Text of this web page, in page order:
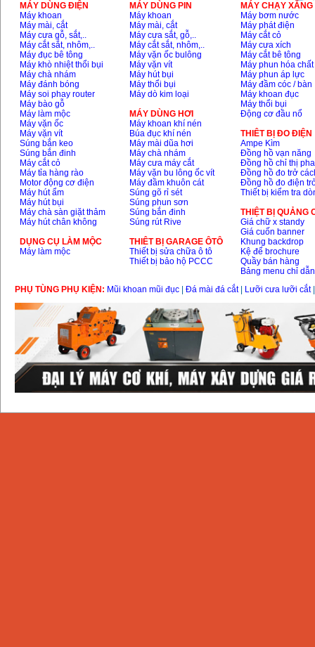
MÁY DÙNG ĐIỆN
Máy khoan
Máy mài, cắt
Máy cưa gỗ, sắt,..
Máy cắt sắt, nhôm,..
Máy đục bê tông
Máy khò nhiệt thổi bụi
Máy chà nhám
Máy đánh bóng
Máy soi phay router
Máy bào gỗ
Máy làm mộc
Máy vặn ốc
Máy vặn vít
Súng bắn keo
Súng bắn đinh
Máy cắt cỏ
Máy tỉa hàng rào
Motor động cơ điện
Máy hút ẩm
Máy hút bụi
Máy chà sàn giặt thảm
Máy hút chân không
DỤNG CỤ LÀM MỘC
Máy làm mộc
MÁY DÙNG PIN
Máy khoan
Máy mài, cắt
Máy cưa sắt, gỗ,..
Máy cắt sắt, nhôm,..
Máy vặn ốc bulông
Máy vặn vít
Máy hút bụi
Máy thổi bụi
Máy dò kim loại
MÁY DÙNG HƠI
Máy khoan khí nén
Búa đục khí nén
Máy mài dũa hơi
Máy chà nhám
Máy cưa máy cắt
Máy vặn bu lông ốc vít
Máy đầm khuôn cát
Súng gõ rỉ sét
Súng phun sơn
Súng bắn đinh
Súng rút Rive
THIÊT BỊ GARAGE ÔTÔ
Thiết bị sửa chữa ô tô
Thiết bị bảo hộ PCCC
MÁY CHẠY
Máy bơm nước
Máy phát điện
Máy cắt cỏ
Máy cưa xích
Máy cắt bê tông
Máy phun hóa chất
Máy phun áp lực
Máy đầm cóc / bàn
Máy khoan đục
Máy thổi bụi
Động cơ đầu nổ
THIÊT BỊ ĐO ĐIỆN
Ampe Kìm
Đồng hồ vạn năng
Đồng hồ chỉ thị pha
Đồng hồ đo trở
Đồng hồ đo điện
Thiết bị kiểm tra
THIỆT BỊ QUẢNG
Giá chữ x standy
Giá cuốn banner
Khung backdrop
Kệ để brochure
Quầy bán hàng
Bảng menu chỉ dẫn
PHỤ TÙNG PHỤ KIỆN: Mũi khoan mũi đục Đá mài đá cắt| Lưỡi cưa lưỡi cắt